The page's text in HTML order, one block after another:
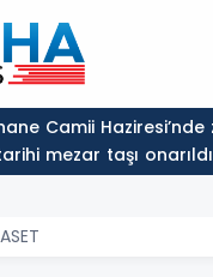
mezar taşı onarıldı